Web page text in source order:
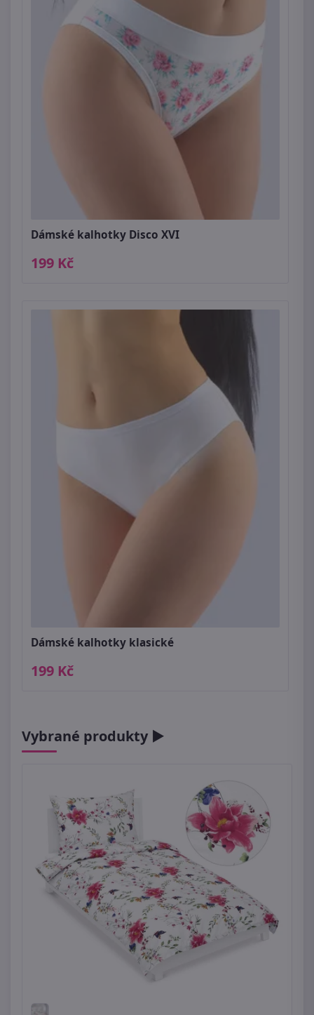
Dámské kalhotky Disco XVI
199 Kč
Dámské kalhotky klasické
199 Kč
Vybrané produkty ►